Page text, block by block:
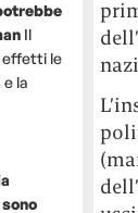
Il
effetti le
la